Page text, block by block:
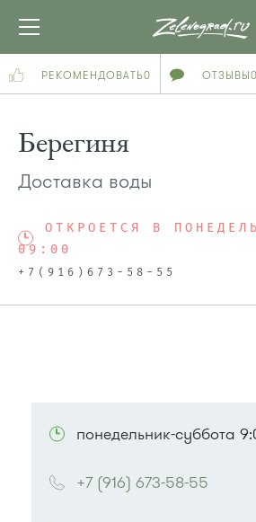
РЕКОМЕНДОВАТЬ0 ОТЗЫВЫ0
Берегиня
Доставка воды
ОТКРОЕТСЯ В
09:00
+7(916)673-58-55
понедельник-суббота
+7 (916) 673-58-55